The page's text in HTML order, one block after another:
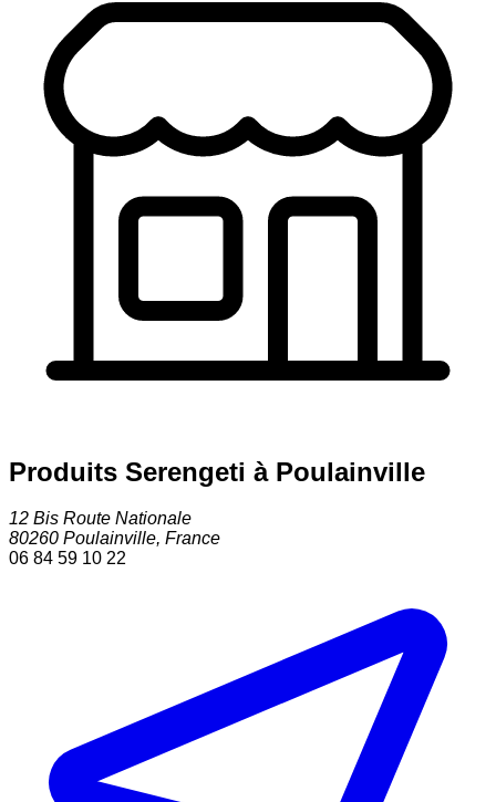
Produits Serengeti à Poulainville
12 Bis Route Nationale
80260 Poulainville, France
06 84 59 10 22